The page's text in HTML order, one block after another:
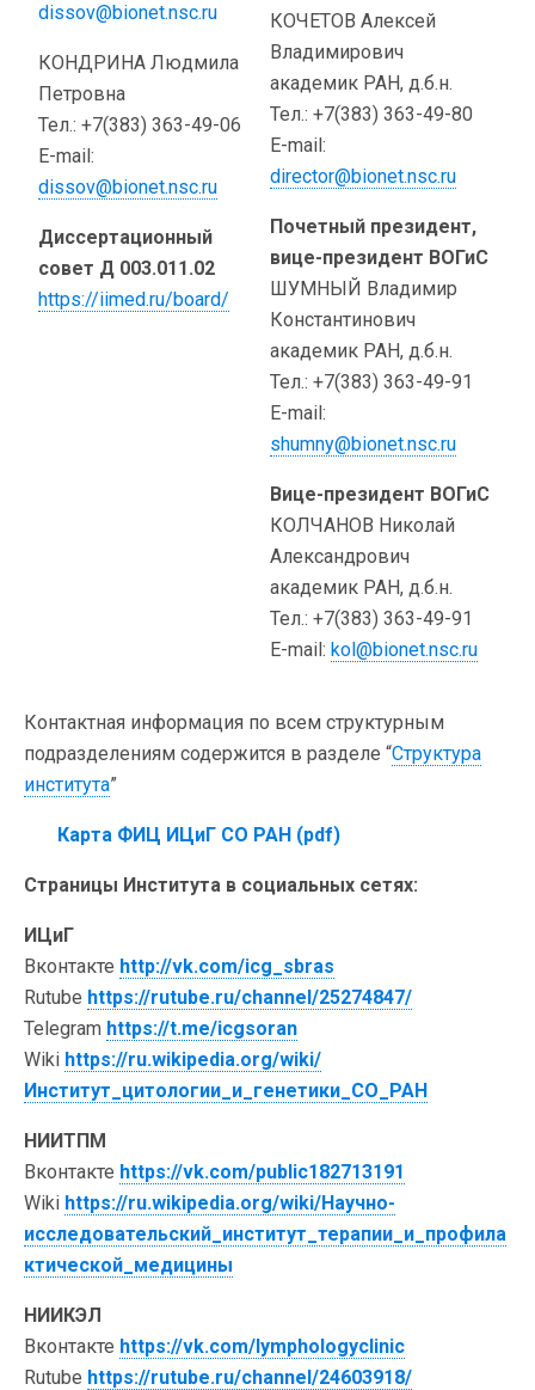
dissov@bionet.nsc.ru
КОНДРИНА Людмила
Петровна
Тел.: +7(383) 363-49-06
E-mail:
dissov@bionet.nsc.ru
Диссертационный
совет Д 003.011.02
https://iimed.ru/board/
КОЧЕТОВ Алексей
Владимирович
академик РАН, д.б.н.
Тел.: +7(383) 363-49-80
E-mail:
director@bionet.nsc.ru
Почетный президент,
вице-президент ВОГиС
ШУМНЫЙ Владимир
Константинович
академик РАН, д.б.н.
Тел.: +7(383) 363-49-91
E-mail:
shumny@bionet.nsc.ru
Вице-президент ВОГиС
КОЛЧАНОВ Николай
Александрович
академик РАН, д.б.н.
Тел.: +7(383) 363-49-91
E-mail: kol@bionet.nsc.ru
Контактная информация по всем структурным
подразделениям содержится в разделе “Структура
института”
Карта ФИЦ ИЦиГ СО РАН (pdf)
Страницы Института в социальных сетях:
ИЦиГ
Вконтакте http://vk.com/icg_sbras
Rutube https://rutube.ru/channel/25274847/
Telegram https://t.me/icgsoran
Wiki https://ru.wikipedia.org/wiki/
Институт_цитологии_и_генетики_СО_РАН
НИИТПМ
Вконтакте https://vk.com/public182713191
Wiki https://ru.wikipedia.org/wiki/Научно-
исследовательский_институт_терапии_и_профила
ктической_медицины
НИИКЭЛ
Вконтакте https://vk.com/lymphologyclinic
Rutube https://rutube.ru/channel/24603918/